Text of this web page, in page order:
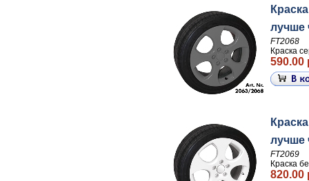
лучше
FT2068
Краска
590.00
лучше
FT2069
Краска
820.00